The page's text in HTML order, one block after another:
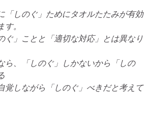
しのぐ」ためにタオルたたみが有効
。
」ことと「適切な対応」とは異なり
、「しのぐ」しかないから「しの
しながら「しのぐ」べきだと考えて